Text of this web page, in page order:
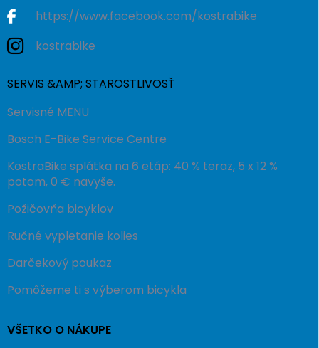
https://www.facebook.com/kostrabike
kostrabike
SERVIS &AMP; STAROSTLIVOSŤ
Servisné MENU
Bosch E-Bike Service Centre
KostraBike splátka na 6 etáp: 40 % teraz, 5 x 12 %
potom, 0 € navyše.
Požičovňa bicyklov
Ručné vypletanie kolies
Darčekový poukaz
Pomôžeme ti s výberom bicykla
VŠETKO O NÁKUPE